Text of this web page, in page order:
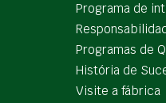
Programa de
Programas de
História de
Visite a fábrica